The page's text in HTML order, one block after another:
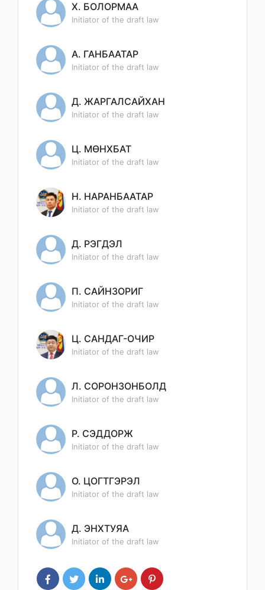
Х. БОЛОРМАА
Initiator of the draft law
А. ГАНБААТАР
Initiator of the draft law
Д. ЖАРГАЛСАЙХАН
Initiator of the draft law
Ц. МӨНХБАТ
Initiator of the draft law
Н. НАРАНБААТАР
Initiator of the draft law
Д. РЭГДЭЛ
Initiator of the draft law
П. САЙНЗОРИГ
Initiator of the draft law
Ц. САНДАГ-ОЧИР
Initiator of the draft law
Л. СОРОНЗОНБОЛД
Initiator of the draft law
Р. СЭДДОРЖ
Initiator of the draft law
О. ЦОГТГЭРЭЛ
Initiator of the draft law
Д. ЭНХТУЯА
Initiator of the draft law